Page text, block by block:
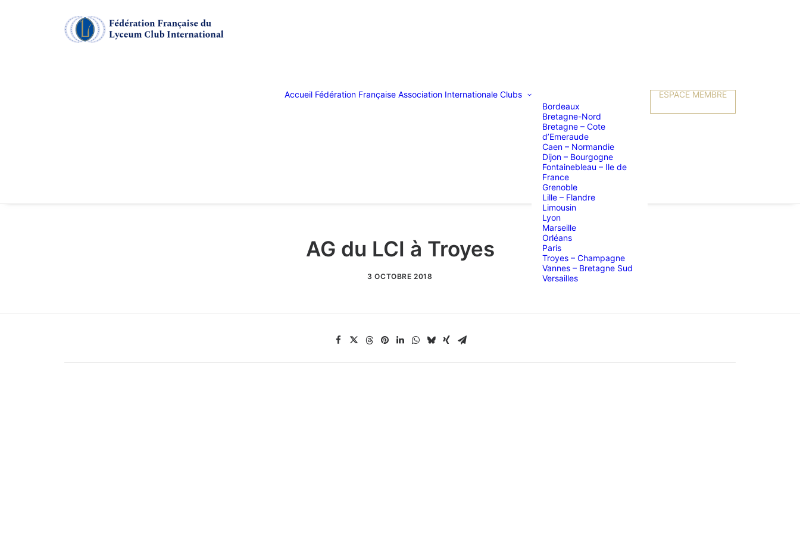
Accueil Fédération Française Association Internationale Clubs
Bordeaux
Bretagne-Nord
Bretagne – Cote
d’Emeraude
Caen – Normandie
Dijon – Bourgogne
Fontainebleau – Ile de
France
Grenoble
Lille – Flandre
Limousin
Lyon
Marseille
Orléans
Paris
Troyes – Champagne
Vannes – Bretagne Sud
Versailles
ESPACE MEMBRE
AG du LCI à Troyes
3 OCTOBRE 2018